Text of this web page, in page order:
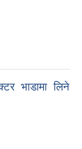
भाडामा लिने